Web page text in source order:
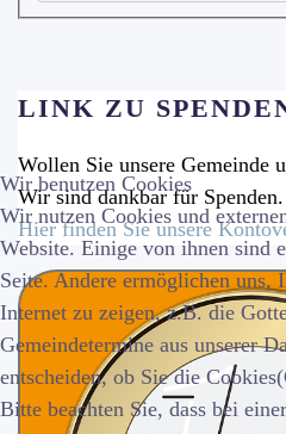
LINK ZU
Wollen Sie unsere Gemeinde
Wir sind dankbar für Spenden.
Hier finden Sie unsere
Wir benutzen Cookies
Wir nutzen Cookies und
Website. Einige von ihnen sind
Seite. Andere ermöglichen uns,
Internet zu zeigen, z.B. die
Gemeindetermine aus unserer
entscheiden, ob Sie die
Bitte beachten Sie, dass bei